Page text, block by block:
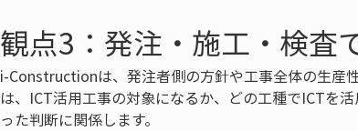
観点3：発注・施工・検査
i-Constructionは、発注者側の方針や工事全体の生産
は、ICT活用工事の対象になるか、どの工種でICTを
った判断に関係します。